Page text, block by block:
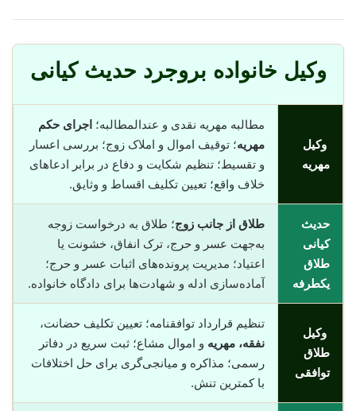
وکیل خانواده بروجرد حدیث کیانی
وکیل
مهریه
مطالبه مهریه نقدی و عندالمطالبه؛ اجرای حکم
مهریه؛ توقیف اموال و املاک زوج؛ بررسی اعسار
و تقسیط؛ تنظیم شکایت و دفاع در برابر ادعاهای
خلاف واقع؛ تعیین تکلیف اقساط و وثایق.
حدیث
کیانی
طلاق
یکطرفه
طلاق از جانب زوج؛ طلاق به درخواست زوجه
به‌جهت عسر و حرج، ترک انفاق، خشونت یا
اعتیاد؛ مدیریت پرونده‌های اثبات عسر و حرج؛
آماده‌سازی ادله و شهادت‌ها برای دادگاه خانواده.
وکیل
طلاق
توافقی
تنظیم قرارداد توافقنامه؛ تعیین تکلیف حضانت،
نفقه، مهریه و اموال مشاع؛ ثبت سریع در دفاتر
رسمی؛ مذاکره و میانجی‌گری برای حل اختلافات
با کمترین تنش.